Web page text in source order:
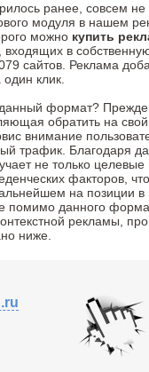
ранее, совсем
модуля в нашем
можно купить
, входящих в
сайтов. Реклама
клик.
формат? Прежде
обратить на свой
внимание
трафик. Благодаря
не только
факторов,
на позиции в
помимо данного
рекламы,
ниже.